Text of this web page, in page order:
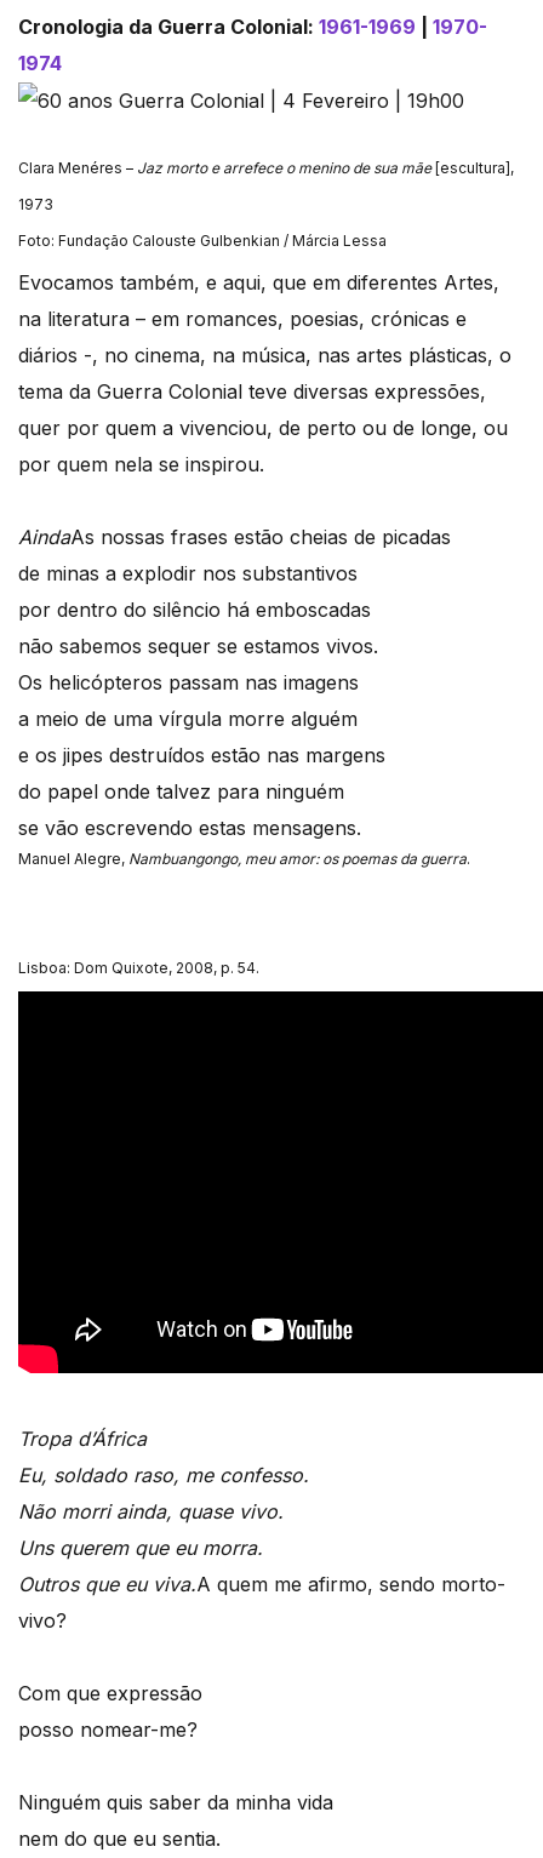
Cronologia da Guerra Colonial: 1961-1969
1970-
1974
Clara Menéres – Jaz morto e arrefece o menino de sua mãe [escultura],
1973
Foto: Fundação Calouste Gulbenkian / Márcia Lessa
Evocamos também, e aqui, que em diferentes Artes,
na literatura – em romances, poesias, crónicas e
diários -, no cinema, na música, nas artes plásticas, o
tema da Guerra Colonial teve diversas expressões,
quer por quem a vivenciou, de perto ou de longe, ou
por quem nela se inspirou.
AindaAs nossas frases estão cheias de picadas
de minas a explodir nos substantivos
por dentro do silêncio há emboscadas
não sabemos sequer se estamos vivos.
Os helicópteros passam nas imagens
a meio de uma vírgula morre alguém
e os jipes destruídos estão nas margens
do papel onde talvez para ninguém
se vão escrevendo estas mensagens.
Manuel Alegre, Nambuangongo, meu amor: os poemas da guerra.
Lisboa: Dom Quixote, 2008, p. 54.
Tropa d’África
Eu, soldado raso, me confesso.
Não morri ainda, quase vivo.
Uns querem que eu morra.
Outros que eu viva.A quem me afirmo, sendo morto-
vivo?
Com que expressão
posso nomear-me?
Ninguém quis saber da minha vida
nem do que eu sentia.